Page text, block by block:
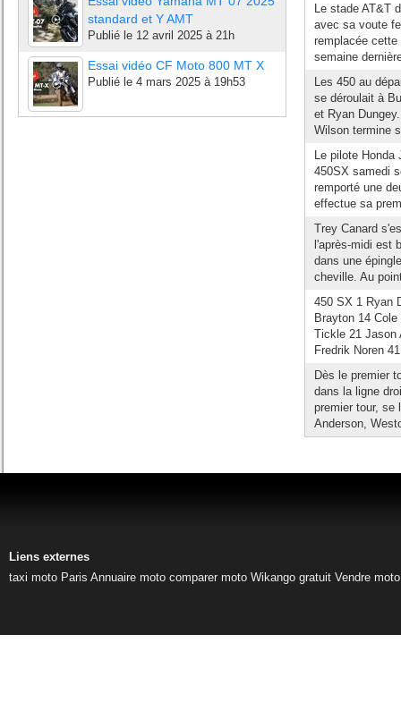
standard et Y AMT
Publié le 12 avril 2025 à 21h
Essai vidéo CF Moto 800 MT X
Publié le 4 mars 2025 à 19h53
Le stade AT&T
avec sa voute
remplacée
semaine
Les 450 au
se déroulait à
et Ryan
Wilson termine
Le pilote
450SX samedi
remporté une
effectue sa
Trey Canard
l'après-midi est
dans une
cheville. Au
450 SX 1 Ryan
Brayton 14
Tickle 21 Jason
Fredrik Noren
Dès le premier
dans la ligne
premier tour, se
Anderson,
Liens externes
taxi moto Paris Annuaire moto comparer moto Wikango gratuit Vendre moto